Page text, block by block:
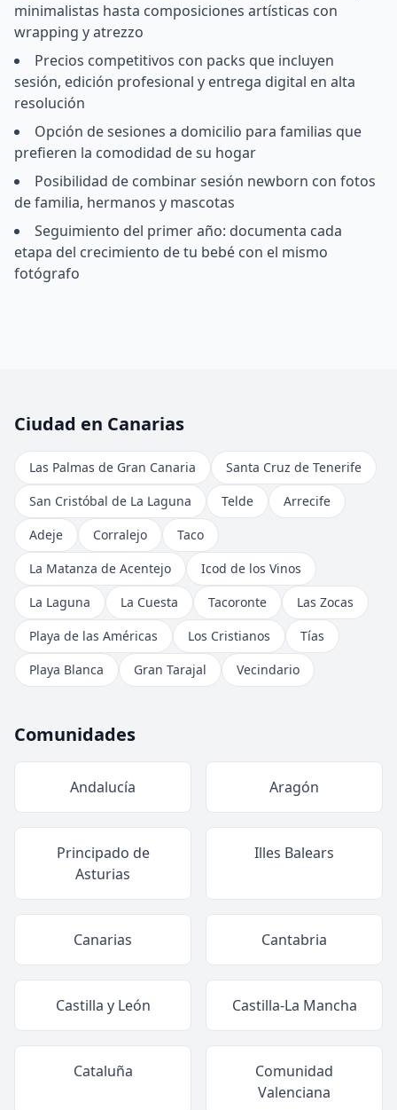
minimalistas hasta composiciones artísticas con
wrapping y atrezzo
Precios competitivos con packs que incluyen
sesión, edición profesional y entrega digital en alta
resolución
Opción de sesiones a domicilio para familias que
prefieren la comodidad de su hogar
Posibilidad de combinar sesión newborn con fotos
de familia, hermanos y mascotas
Seguimiento del primer año: documenta cada
etapa del crecimiento de tu bebé con el mismo
fotógrafo
Ciudad en Canarias
Las Palmas de Gran Canaria
Santa Cruz de Tenerife
San Cristóbal de La Laguna
Telde
Arrecife
Adeje
Corralejo
Taco
La Matanza de Acentejo
Icod de los Vinos
La Laguna
La Cuesta Tacoronte
Las Zocas
Playa de las Américas
Los Cristianos
Tías
Playa Blanca
Gran Tarajal Vecindario
Comunidades
Andalucía Aragón
Principado de
Asturias
Illes Balears
Canarias Cantabria
Castilla y León Castilla-La Mancha
Cataluña
Comunidad
Valenciana